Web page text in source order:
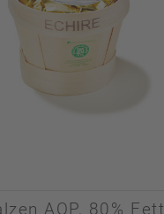
AOP, 80% Fett